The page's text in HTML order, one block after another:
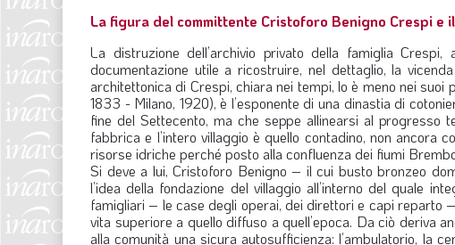
La figura del committente Cristoforo Benigno Crespi e
La distruzione dell’archivio privato della famiglia
documentazione utile a ricostruire, nel dettaglio, la
architettonica di Crespi, chiara nei tempi, lo è meno nei
1833 - Milano, 1920), è l’esponente di una dinastia di
fine del Settecento, ma che seppe allinearsi al progresso
fabbrica e l’intero villaggio è quello contadino, non ancora
risorse idriche perché posto alla confluenza dei fiumi
Si deve a lui, Cristoforo Benigno – il cui busto bronzeo
l’idea della fondazione del villaggio all’interno del quale
famigliari – le case degli operai, dei direttori e capi reparto
vita superiore a quello diffuso a quell’epoca. Da ciò deriva
alla comunità una sicura autosufficienza: l’ambulatorio, la